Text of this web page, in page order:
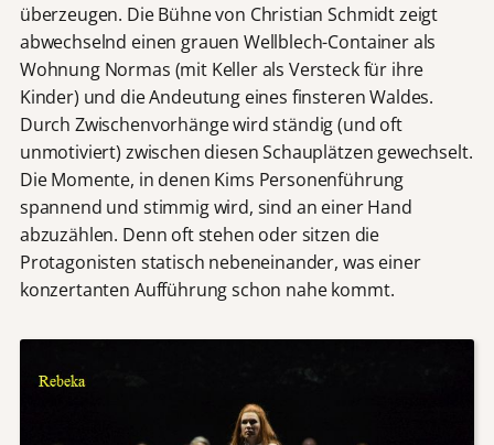
überzeugen. Die Bühne von Christian Schmidt zeigt
abwechselnd einen grauen Wellblech-Container als
Wohnung Normas (mit Keller als Versteck für ihre
Kinder) und die Andeutung eines finsteren Waldes.
Durch Zwischenvorhänge wird ständig (und oft
unmotiviert) zwischen diesen Schauplätzen gewechselt.
Die Momente, in denen Kims Personenführung
spannend und stimmig wird, sind an einer Hand
abzuzählen. Denn oft stehen oder sitzen die
Protagonisten statisch nebeneinander, was einer
konzertanten Aufführung schon nahe kommt.